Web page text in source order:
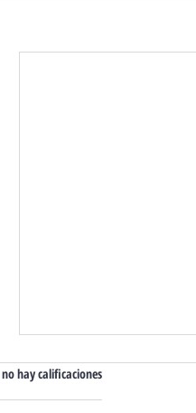
hay calificaciones